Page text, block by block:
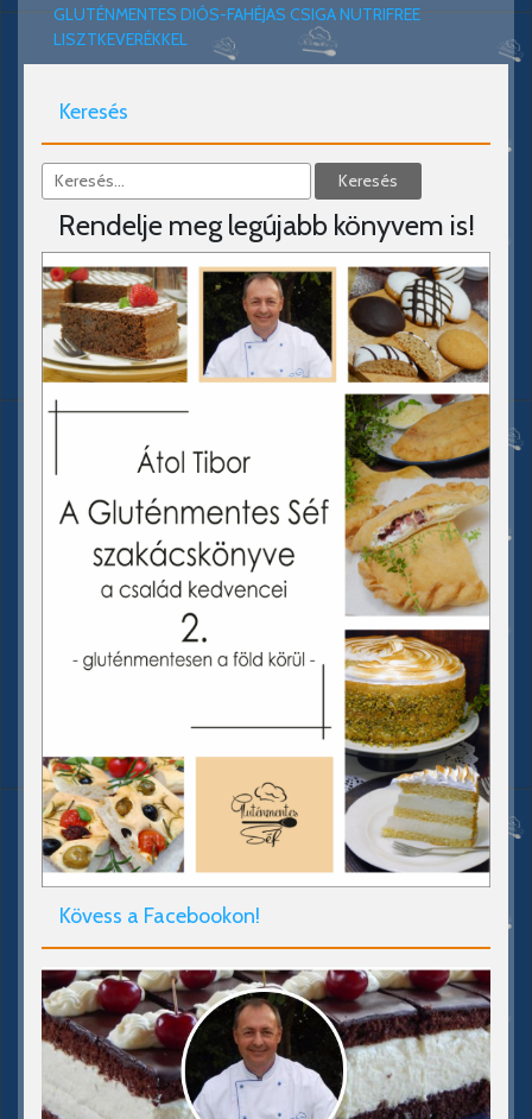
GLUTÉNMENTES DIÓS-FAHÉJAS CSIGA NUTRIFREE
LISZTKEVERÉKKEL
Keresés
Rendelje meg legújabb könyvem is!
Kövess a Facebookon!